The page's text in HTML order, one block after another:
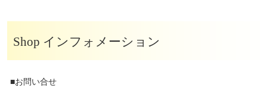
Shop インフォメーション
■お問い合せ